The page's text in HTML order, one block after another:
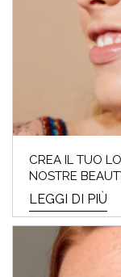
CREA IL TUO
NOSTRE
LEGGI DI PIÙ